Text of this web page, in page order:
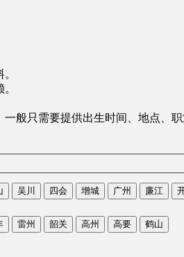
般只需要提供出生时间、地点、职
吴川 四会 增城 广州 廉江
雷州 韶关 高州 高要 鹤山